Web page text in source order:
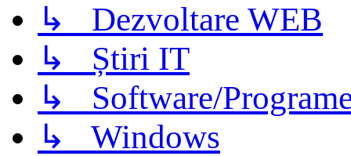
↳ Dezvoltare WEB
↳ Știri IT
↳ Software/
↳ Windows